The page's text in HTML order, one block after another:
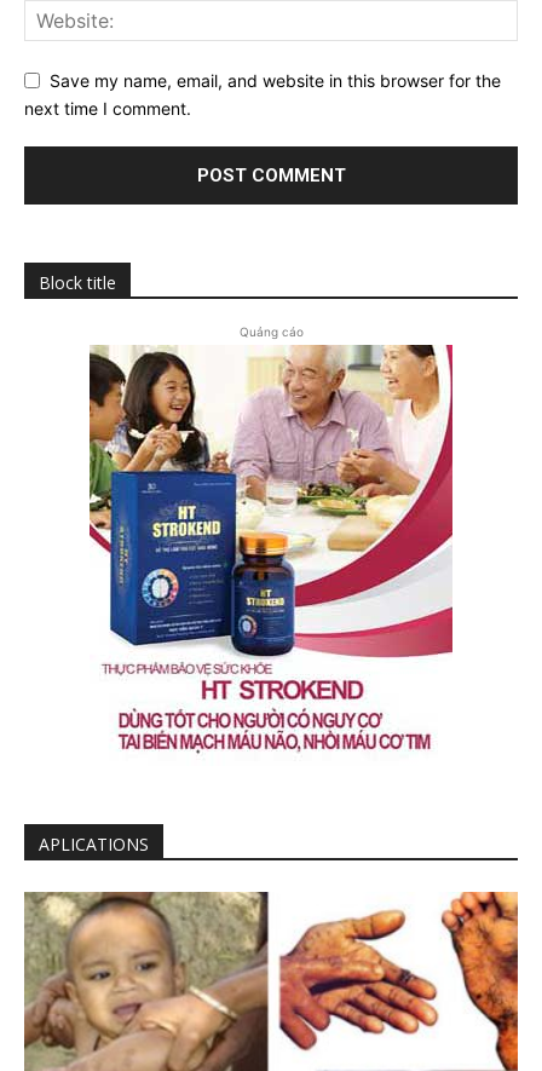
Save my name, email, and website in this browser for the
next time I comment.
Block title
Quảng cáo
APLICATIONS